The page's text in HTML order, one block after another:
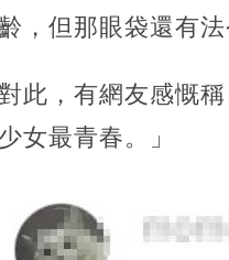
，但那眼袋還有
此，有網友感慨
少女最青春。」